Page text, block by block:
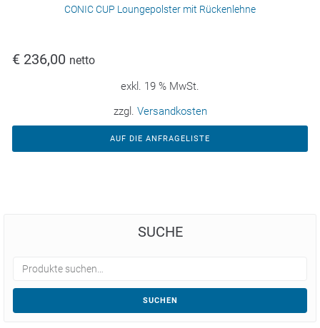
CONIC CUP Loungepolster mit Rückenlehne
€ 236,00 netto
exkl. 19 % MwSt.
zzgl. Versandkosten
AUF DIE ANFRAGELISTE
SUCHE
SUCHEN